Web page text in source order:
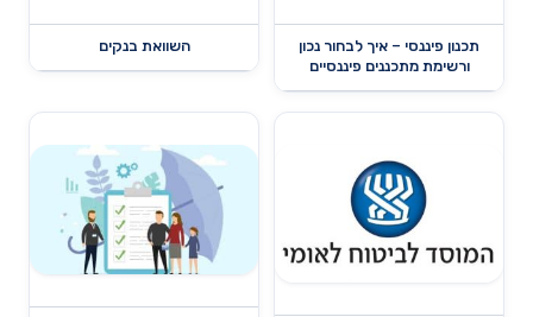
תכנון פיננסי – איך לבחור נכון
ורשימת מתכננים פיננסיים
השוואת בנקים